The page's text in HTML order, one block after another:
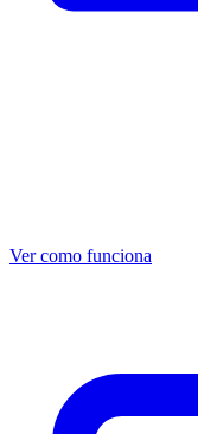
Ver como funciona